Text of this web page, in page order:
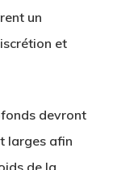
un
et
devront
larges afin
de la